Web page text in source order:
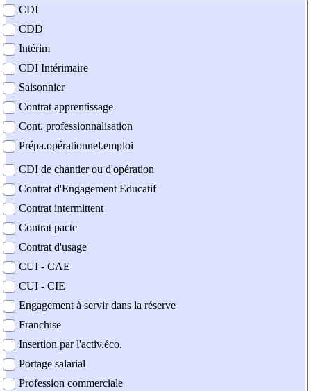
contrat
CDI
CDD
Intérim
CDI Intérimaire
Saisonnier
Contrat apprentissage
Cont. professionnalisation
Prépa.opérationnel.emploi
CDI de chantier ou d'opération
Contrat d'Engagement Educatif
Contrat intermittent
Contrat pacte
Contrat d'usage
CUI - CAE
CUI - CIE
Engagement à servir dans la réserve
Franchise
Insertion par l'activ.éco.
Portage salarial
Profession commerciale